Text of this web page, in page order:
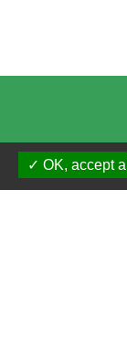
OK, accept all